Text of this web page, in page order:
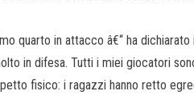
quarto in attacco â€“ ha dichiarato
in difesa. Tutti i miei giocatori
fisico: i ragazzi hanno retto